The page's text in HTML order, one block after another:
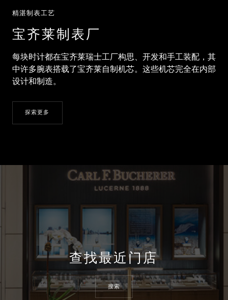
精湛制表工艺
宝齐莱制表厂
每块时计都在宝齐莱瑞士工厂构思、开发和手工装配，其
中许多腕表搭载了宝齐莱自制机芯。这些机芯完全在内部
设计和制造。
探索更多
查找最近门店
搜索